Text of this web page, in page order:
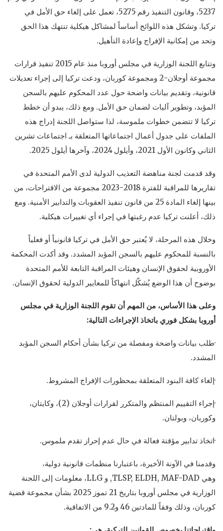
5237، وقانون التنفيذ رقم 5275، تعمل على إلغاء حق الأمل في
تركيا. وتشكل هذه اللوائح أساساً لمشاكل هيكلية تنتهك هذا الحق
وتحد من إمكانية الإفراج وإعادة التأهيل.
وتتابع اللجنة الوزارية في مجلس أوروبا منذ عام 2015 تنفيذ قرارات
مجموعة أوجلان-2 ومجموعة كوربان، ودعت تركيا إلى إجراء تعديلات
قانونية، وتقديم بيانات واضحة حول عدد المحكوم عليهم بالسجن
المؤبد، وتطوير آليات لضمان حق الأمل. ومع ذلك، يبدو أن خطط
تركيا لا تتضمن خطوات ملموسة، لذا ستواصل اللجنة إدراج هذه
الملفات على جدول أعمال اجتماعاتها المتعلقة بـ اجتماعات تشرين
الثاني وكانون الأول 2021، وأيلول 2024، وآخرها أيلول 2025.
وقد قدمت لجنة مناهضة التعذيب الدولية لدى الأمم المتحدة في
تقاريرها للمراقبة للفترة 2018-2023 مجموعة من الاقتراحات، من
بينها إلغاء المادة 25 من قانون تنفيذ العقوبات والتدابير الأمنية. ومع
ذلك، أعلنت تركيا عدم رغبتها في إجراء أي تغييرات هيكلية.
وخلال هذه المرحلة، لا يُعتبر حق الأمل في تركيا قانونياً أو فعلياً
بالنسبة للمحكوم عليهم بالسجن المؤبد المشدد. وقد أكدت المحكمة
الأوروبية لحقوق الإنسان وهيئات المراقبة التابعة للأمم المتحدة
بوضوح أن هذا الوضع يُشكّل انتهاكاً للمعايير الدولية لحقوق الإنسان.
وعلى هذا الأساس، من المهم أن تقوم اللجنة الوزارية في مجلس
أوروبا بشكل فوري باتخاذ الإجراءات التالية:
·طلب بيانات واضحة ومفصلة من تركيا بشأن أحكام السجن المؤبد
المشدد.
·إلغاء كافة البنود المتعلقة بمحظورات الإفراج المشروط.
·إجراء التقييم المنتظم والمتكرر لقرارات أوجلان (2)، وكايتان،
وكوربان، وبولتان.
·اتخاذ تدابير مؤقتة فعالة في حال عدم إحراز تقدم ملموس.
وقدمنا في الآونة الأخيرة، باعتبارنا منظمات قانونية دولية،
وهي TLSP, ELDH, MAF-DAD, و LLG، معلومات إلى اللجنة
الوزارية في مجلس أوروبا بتاريخ 21 تموز 2025 بشأن مجموعة قضية
كوربان، وذلك وفقاً للمادتين 46 و9.2 من الاتفاقية.